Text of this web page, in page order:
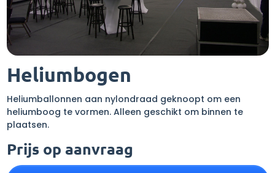
Heliumbogen
Heliumballonnen aan nylondraad geknoopt om een
heliumboog te vormen. Alleen geschikt om binnen te
plaatsen.
Prijs op aanvraag